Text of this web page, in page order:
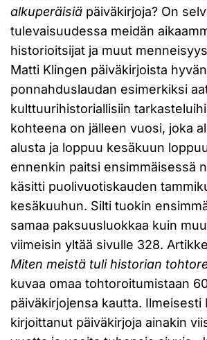
alkuperäisiä päiväkirjoja? On
tulevaisuudessa meidän
historioitsijat ja muut
Matti Klingen päiväkirjoista hyvän
ponnahduslaudan esimerkiksi
kulttuurihistoriallisiin
kohteena on jälleen vuosi, joka
alusta ja loppuu kesäkuun
ennenkin paitsi ensimmäisessä
käsitti puolivuotiskauden
kesäkuuhun. Silti tuokin
samaa paksuusluokkaa kuin
viimeisin yltää sivulle 328.
Miten meistä tuli historian
kuvaa omaa tohtoroitumistaan
päiväkirjojensa kautta. Ilmeisesti
kirjoittanut päiväkirjoja ainakin